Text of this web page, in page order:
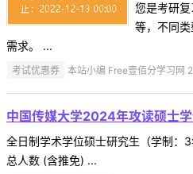
您是考研
等，不同
需求。 ...
考试优惠券 本站小编 Free壹佰分学习网
中国传媒大学2024年攻读硕士
全日制学术学位硕士研究生（学制：
总人数 (含推免) ...